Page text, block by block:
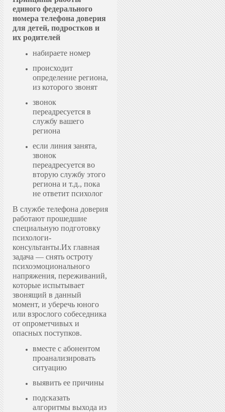
единого федерального
номера телефона доверия
для детей, подростков и
их родителей
набираете номер
происходит
определение региона,
из которого звонят
звонок
переадресуется в
службу вашего
региона
если линия занята,
звонок
переадресуется во
вторую службу этого
региона и т.д., пока
не ответит психолог
В службе телефона доверия
работают прошедшие
специальную подготовку
психологи-
консультанты.Их главная
задача — снять остроту
психоэмоционального
напряжения, переживаний,
которые испытывает
звонящий в данный
момент, и уберечь юного
или взрослого собеседника
от опрометчивых и
опасных поступков.
вместе с абонентом
проанализировать
ситуацию
выявить ее причины
подсказать
алгоритмы выхода из